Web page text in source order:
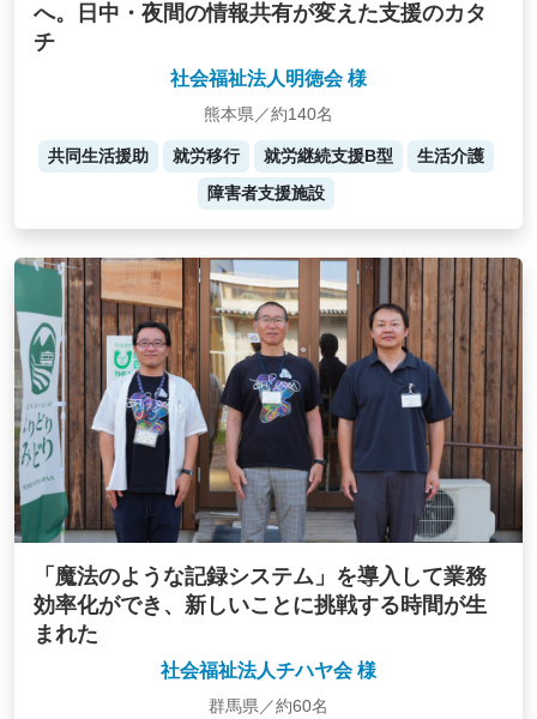
へ。日中・夜間の情報共有が変えた支援のカタ
チ
社会福祉法人明徳会 様
熊本県／約140名
共同生活援助 就労移行 就労継続支援B型
生活介護
障害者支援施設
「魔法のような記録システム」を導入して業務
効率化ができ、新しいことに挑戦する時間が生
まれた
社会福祉法人チハヤ会 様
群馬県／約60名